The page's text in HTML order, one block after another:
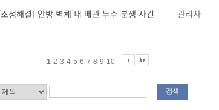
[조정해결] 안방 벽체 내 배관 누수 분쟁 사건 관리자
1 2 3 4 5 6 7 8 9 10
검색